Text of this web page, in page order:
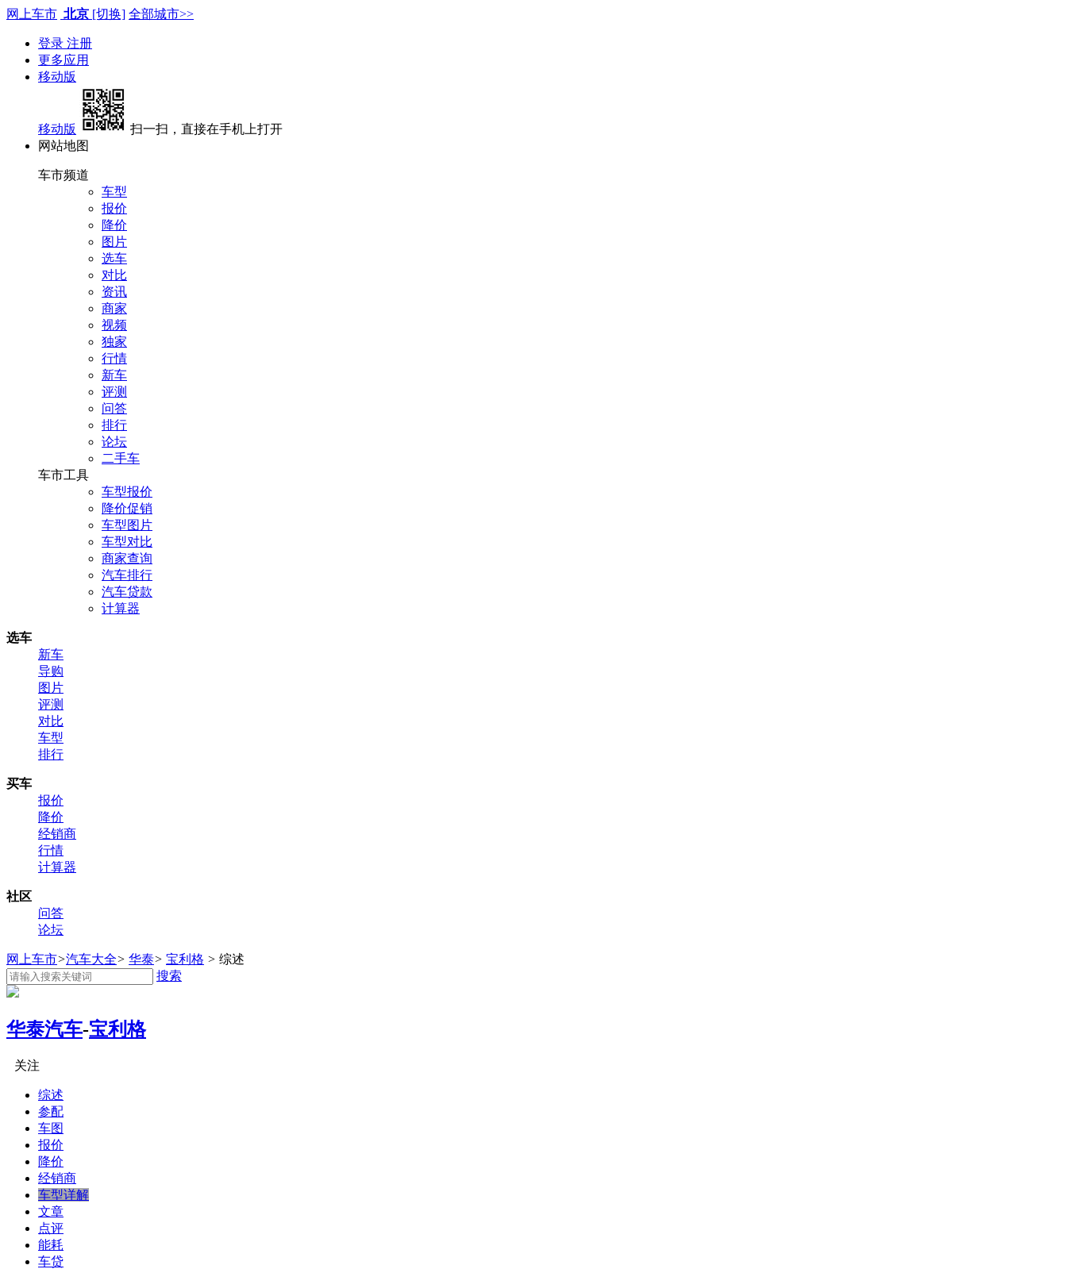
网上车市 北京 [切换] 全部城市>>
登录 注册
更多应用
移动版
移动版
扫一扫，直接在手机上打开
网站地图
车市频道
车型
报价
降价
图片
选车
对比
资讯
商家
视频
独家
行情
新车
评测
问答
排行
论坛
二手车
车市工具
车型报价
降价促销
车型图片
车型对比
商家查询
汽车排行
汽车贷款
计算器
选车
新车
导购
图片
评测
对比
车型
排行
买车
报价
降价
经销商
行情
计算器
社区
问答
论坛
网上车市>汽车大全> 华泰> 宝利格 > 综述
搜索
华泰汽车-宝利格
关注
综述
参配
车图
报价
降价
经销商
车型详解
文章
点评
能耗
车贷